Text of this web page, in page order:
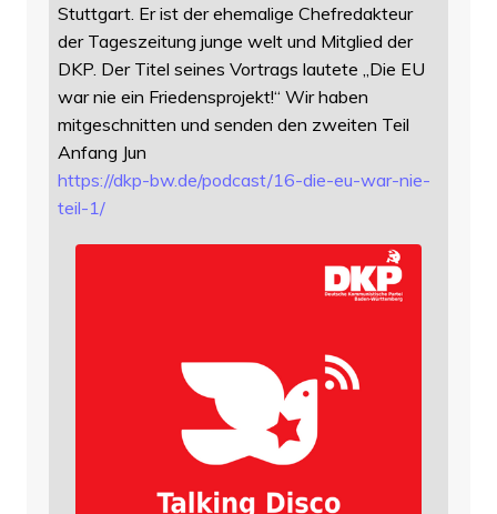
Stuttgart. Er ist der ehemalige Chefredakteur
der Tageszeitung junge welt und Mitglied der
DKP. Der Titel seines Vortrags lautete „Die EU
war nie ein Friedensprojekt!“ Wir haben
mitgeschnitten und senden den zweiten Teil
Anfang Jun
https://dkp-bw.de/podcast/16-die-eu-war-nie-
teil-1/